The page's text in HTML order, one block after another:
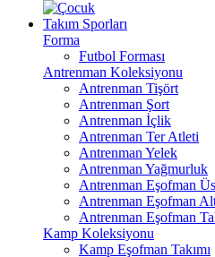
Takım Sporları
Forma
Futbol Forması
Antrenman Koleksiyonu
Antrenman Tişört
Antrenman Şort
Antrenman İçlik
Antrenman Ter Atleti
Antrenman Yelek
Antrenman Yağmurluk
Antrenman Eşofman
Antrenman Eşofman
Antrenman Eşofman
Kamp Koleksiyonu
Kamp Eşofman Takımı